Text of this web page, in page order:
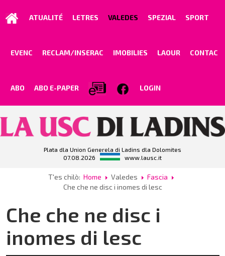
ATUALITÉ LETRES VALEDES SPEZIAL SPORT
EVENC RECLAM/INSERAC IMOBILIES LAOUR CONTAC
ABO ABO E-PAPER LOGIN
Plata dla Union Generela di Ladins dla Dolomites
07.08.2026
www.lausc.it
T'es chilò: Home Valedes
Fascia
Che che ne disc i inomes di lesc
Che che ne disc i
inomes di lesc